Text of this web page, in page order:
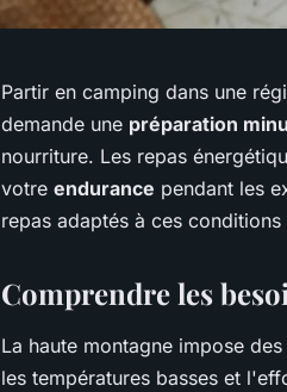
Partir en camping dans une
demande une préparation
nourriture. Les repas
votre endurance pendant les
repas adaptés à ces conditions
Comprendre les
La haute montagne impose
les températures basses et